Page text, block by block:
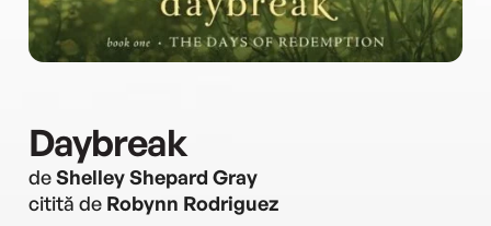
Daybreak
deShelley Shepard Gray
citită de Robynn Rodriguez